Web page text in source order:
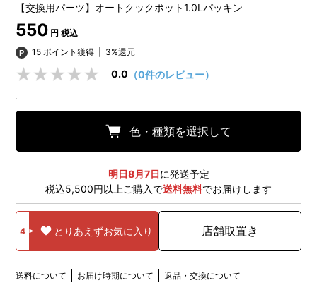
【交換用パーツ】オートクックポット1.0Lパッキン
550 円 税込
15 ポイント獲得
3%還元
0.0 （0件のレビュー）
色・種類を選択して
明日8月7日に発送予定
税込5,500円以上ご購入で送料無料でお届けします
4 とりあえずお気に入り 店舗取置き
送料について お届け時期について 返品・交換について